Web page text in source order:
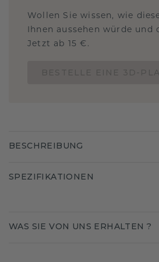
Wollen Sie wissen, wie
Ihnen aussehen würde und
Jetzt ab 15 €.
BESCHREIBUNG
SPEZIFIKATIONEN
WAS SIE VON UNS ERHALTEN ?